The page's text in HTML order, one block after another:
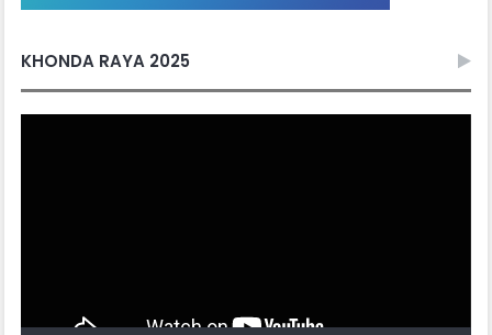
KHONDA RAYA 2025